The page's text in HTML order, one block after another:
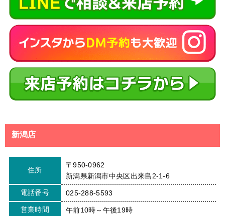
新潟店
住所
〒950-0962
新潟県新潟市中央区出来島2-1-6
電話番号 025-288-5593
営業時間 午前10時～午後19時